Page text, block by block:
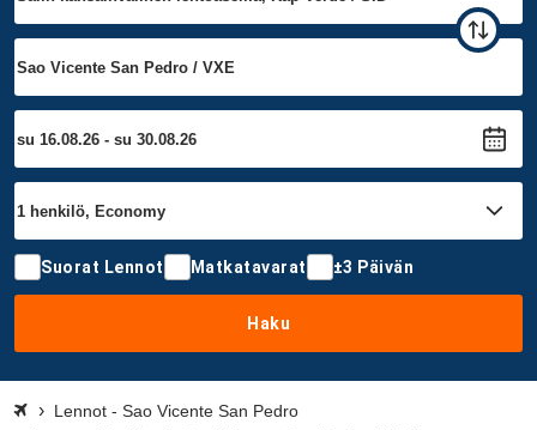
Suorat Lennot Matkatavarat ±3 Päivän
Haku
Lennot - Sao Vicente San Pedro